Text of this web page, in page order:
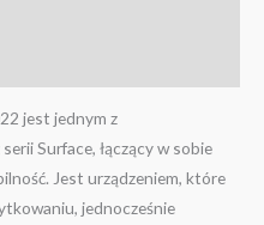
jest jednym z
Surface, łączący w sobie
Jest urządzeniem, które
jednocześnie